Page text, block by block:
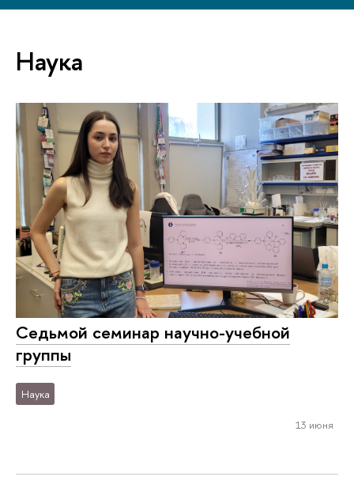
Наука
Седьмой семинар научно-учебной
группы
Наука
13 июня